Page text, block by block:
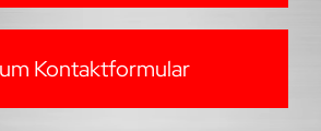
Kontaktformular